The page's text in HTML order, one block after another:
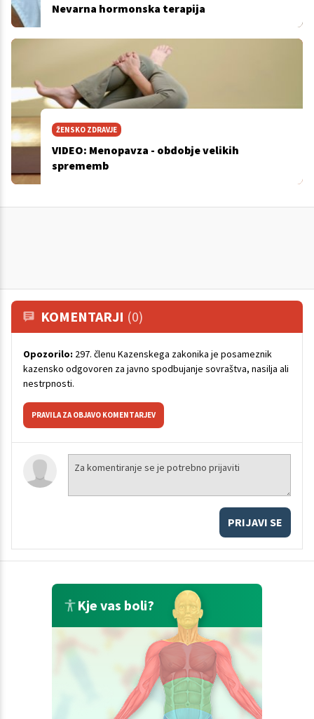
Nevarna hormonska terapija
ŽENSKO ZDRAVJE
VIDEO: Menopavza - obdobje velikih
sprememb
KOMENTARJI (0)
Opozorilo: 297. členu Kazenskega zakonika je posameznik
kazensko odgovoren za javno spodbujanje sovraštva, nasilja ali
nestrpnosti.
PRAVILA ZA OBJAVO KOMENTARJEV
PRIJAVI SE
Kje vas boli?